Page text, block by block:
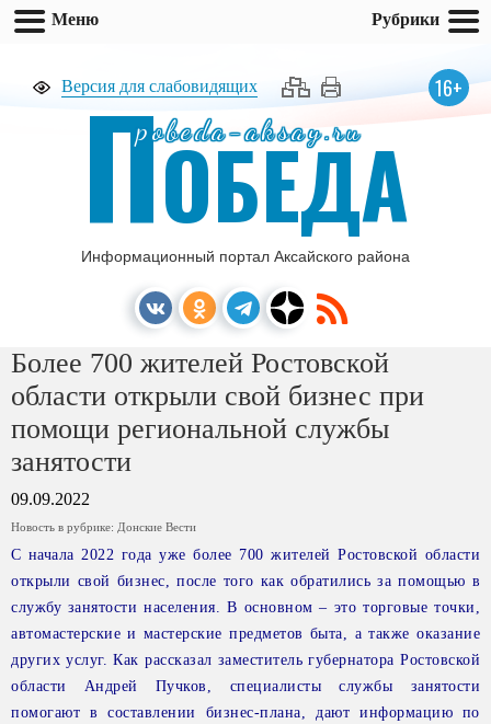
Версия для слабовидящих 16+
pobeda-aksay.ru
ПОБЕДА
Информационный портал Аксайского района
Более 700 жителей Ростовской
области открыли свой бизнес при
помощи региональной службы
занятости
09.09.2022
Новость в рубрике: Донские Вести
С начала 2022 года уже более 700 жителей Ростовской области
открыли свой бизнес, после того как обратились за помощью в
службу занятости населения. В основном – это торговые точки,
автомастерские и мастерские предметов быта, а также оказание
других услуг. Как рассказал заместитель губернатора Ростовской
области Андрей Пучков, специалисты службы занятости
помогают в составлении бизнес-плана, дают информацию по
Меню Рубрики